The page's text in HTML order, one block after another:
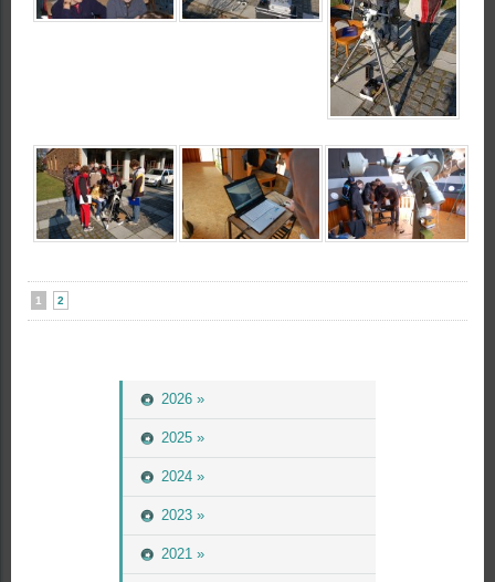
2026 »
2025 »
2024 »
2023 »
2021 »
1 2